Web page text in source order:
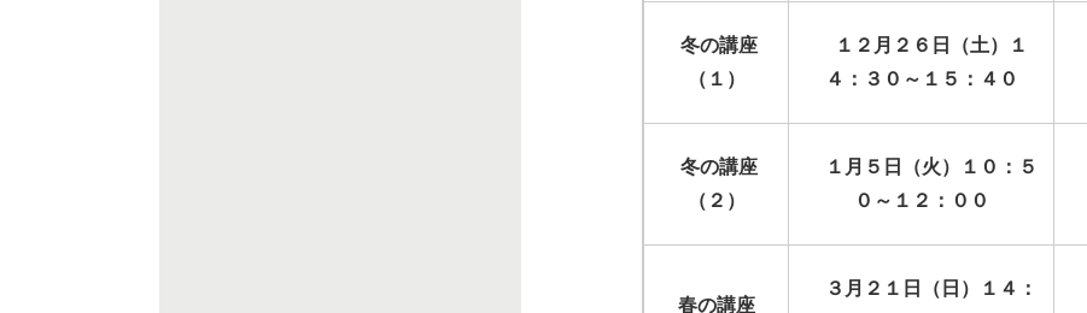
冬の講座
（１）
１２月２６日（土）１
４：３０～１５：４０
冬の講座
（２）
１月５日（火）１０：５
０～１２：００
春の講座
３月２１日（日）１４：